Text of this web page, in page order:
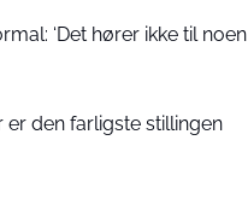
‘Det hører ikke til noen
den farligste stillingen